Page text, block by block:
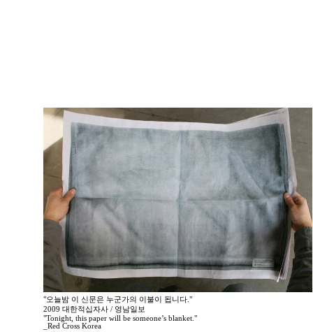
"오늘밤 이 신문은 누군가의 이불이 됩니다."
2009 대한적십자사 / 영남일보
"Tonight, this paper will be someone’s blanket."
_Red Cross Korea